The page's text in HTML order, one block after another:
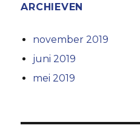
ARCHIEVEN
november 2019
juni 2019
mei 2019